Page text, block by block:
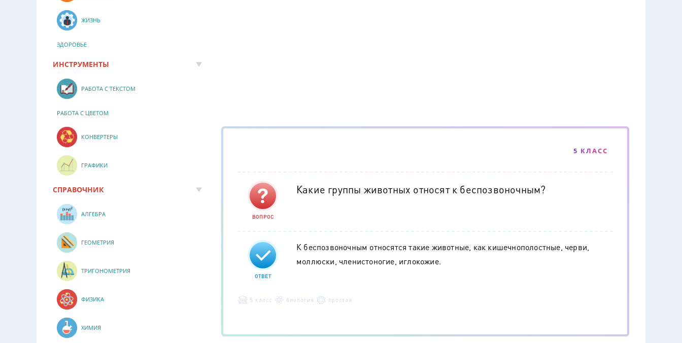
5 КЛАСС
ВОПРОС
Какие группы животных относят к беспозвоночным?
ОТВЕТ
К беспозвоночным относятся такие животные, как кишечнополостные, черви,
моллюски, членистоногие, иглокожие.
5 класс биология простая
ЖИЗНЬ
ЗДОРОВЬЕ
ИНСТРУМЕНТЫ
РАБОТА С ТЕКСТОМ
РАБОТА С ЦВЕТОМ
КОНВЕРТЕРЫ
ГРАФИКИ
СПРАВОЧНИК
АЛГЕБРА
ГЕОМЕТРИЯ
ТРИГОНОМЕТРИЯ
ФИЗИКА
ХИМИЯ